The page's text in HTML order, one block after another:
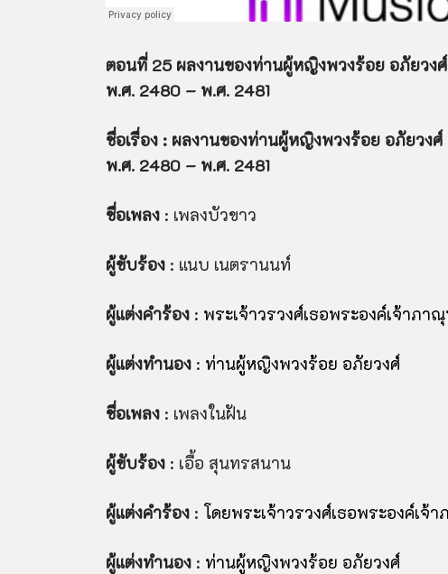
ตอนที่ 25 ผลงานของท่านผู้หญิงพวงร้อย อภัยวงศ์
พ.ศ. 2480 – พ.ศ. 2481
ชื่อเรื่อง : ผลงานของท่านผู้หญิงพวงร้อย อภัยวงศ์
พ.ศ. 2480 – พ.ศ. 2481
ชื่อเพลง : เพลงบัวขาว
ผู้ขับร้อง : แนบ เนตรานนท์
ผู้แต่งคำร้อง : พระเจ้าวรวงศ์เธอพระองค์เจ้าภา
ผู้แต่งทำนอง : ท่านผู้หญิงพวงร้อย อภัยวงศ์
ชื่อเพลง : เพลงในฝัน
ผู้ขับร้อง : เอื้อ สุนทรสนาน
ผู้แต่งคำร้อง : โดยพระเจ้าวรวงศ์เธอพระองค์เจ้
ผู้แต่งทำนอง : ท่านผู้หญิงพวงร้อย อภัยวงศ์